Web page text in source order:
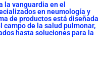
la vanguardia en el
en neumología y
de productos está diseñada
campo de la salud pulmonar,
hasta soluciones para la